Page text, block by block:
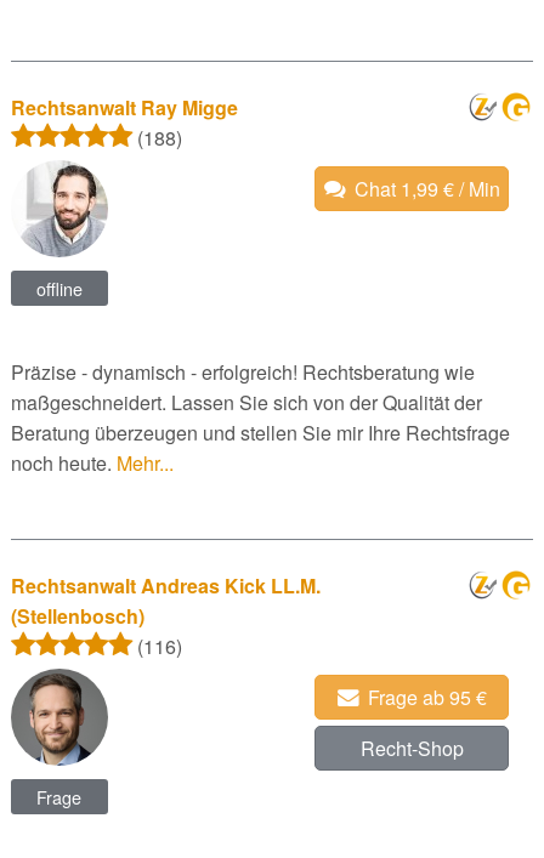
Rechtsanwalt Ray Migge
(188)
offline
Chat 1,99 € / Min
Präzise - dynamisch - erfolgreich! Rechtsberatung wie
maßgeschneidert. Lassen Sie sich von der Qualität der
Beratung überzeugen und stellen Sie mir Ihre Rechtsfrage
noch heute. Mehr...
Rechtsanwalt Andreas Kick LL.M.
(Stellenbosch)
(116)
Frage
Frage ab 95 €
Recht-Shop